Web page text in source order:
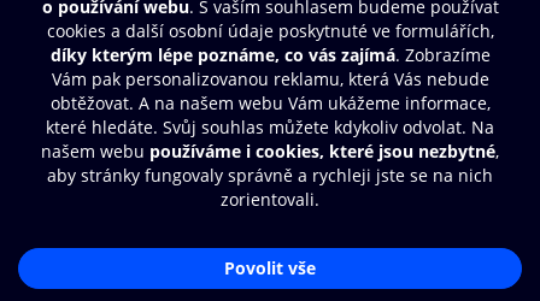
Moje O2 Knihovna
Další zábava
© O2 Czech Republic a.s.
Zásady zpracování osobních údajůAplikace O2 Knihovna